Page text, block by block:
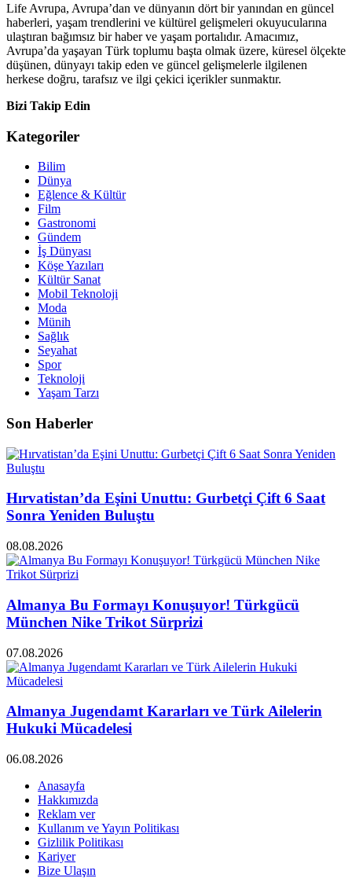
Life Avrupa, Avrupa’dan ve dünyanın dört bir yanından en güncel
haberleri, yaşam trendlerini ve kültürel gelişmeleri okuyucularına
ulaştıran bağımsız bir haber ve yaşam portalıdır. Amacımız,
Avrupa’da yaşayan Türk toplumu başta olmak üzere, küresel ölçekte
düşünen, dünyayı takip eden ve güncel gelişmelerle ilgilenen
herkese doğru, tarafsız ve ilgi çekici içerikler sunmaktır.
Bizi Takip Edin
Kategoriler
Bilim
Dünya
Eğlence & Kültür
Film
Gastronomi
Gündem
İş Dünyası
Köşe Yazıları
Kültür Sanat
Mobil Teknoloji
Moda
Münih
Sağlık
Seyahat
Spor
Teknoloji
Yaşam Tarzı
Son Haberler
Hırvatistan’da Eşini Unuttu: Gurbetçi Çift 6 Saat
Sonra Yeniden Buluştu
08.08.2026
Almanya Bu Formayı Konuşuyor! Türkgücü
München Nike Trikot Sürprizi
07.08.2026
Almanya Jugendamt Kararları ve Türk Ailelerin
Hukuki Mücadelesi
06.08.2026
Anasayfa
Hakkımızda
Reklam ver
Kullanım ve Yayın Politikası
Gizlilik Politikası
Kariyer
Bize Ulaşın